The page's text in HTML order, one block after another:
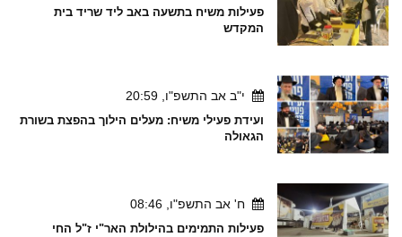
פעילות משיח בתשעה באב ליד שריד בית
המקדש
י"ב אב התשפ"ו, 20:59
ועידת פעילי משיח: מעלים הילוך בהפצת בשורת
הגאולה
ח' אב התשפ"ו, 08:46
פעילות התמימים בהילולת האר"י ז"ל החי